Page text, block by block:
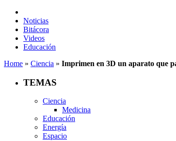
Noticias
Bitácora
Videos
Educación
Home » Ciencia » Imprimen en 3D un aparato que
TEMAS
Ciencia
Medicina
Educación
Energía
Espacio